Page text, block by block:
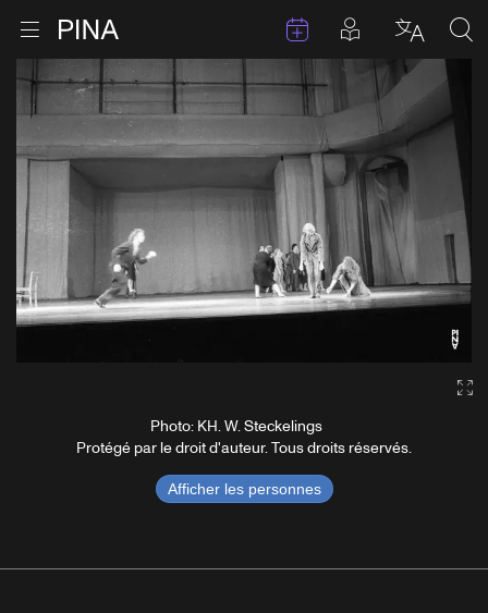
Aller au contenu
Ouvrir le menu Retour à la page d'accueil Évenements
Articles en
Photo: KH. W. Steckelings
Protégé par le droit d'auteur. Tous droits réservés.
Afficher les personnes